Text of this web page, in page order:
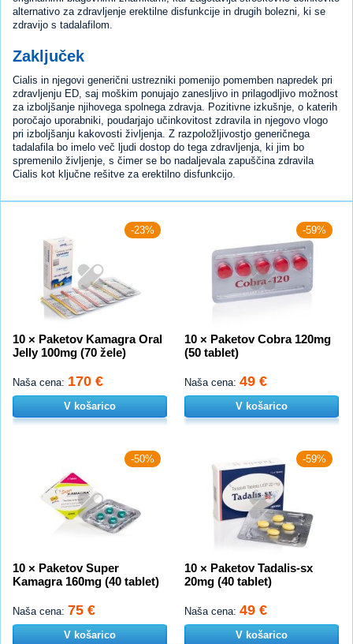
alternativo za zdravljenje erektilne disfunkcije in drugih bolezni, ki se
zdravijo s tadalafilom.
Zaključek
Cialis in njegovi generični ustrezniki pomenijo pomemben napredek pri
zdravljenju ED, saj moškim ponujajo zanesljivo in prilagodljivo možnost
za izboljšanje njihovega spolnega zdravja. Pozitivne izkušnje, o katerih
poročajo uporabniki, poudarjajo učinkovitost zdravila in njegovo vlogo
pri izboljšanju kakovosti življenja. Z razpoložljivostjo generičnega
tadalafila bo imelo več ljudi dostop do tega zdravljenja, ki jim bo
spremenilo življenje, s čimer se bo nadaljevala zapuščina zdravila
Cialis kot ključne rešitve za erektilno disfunkcijo.
-23%
10 × Paketov Kamagra Oral
Jelly 100mg (70 žele)
Naša cena: 170 €
V košarico
-59%
10 × Paketov Cobra 120mg
(50 tablet)
Naša cena: 49 €
V košarico
-50%
10 × Paketov Super
Kamagra 160mg (40 tablet)
Naša cena: 75 €
V košarico
-59%
10 × Paketov Tadalis-sx
20mg (40 tablet)
Naša cena: 49 €
V košarico